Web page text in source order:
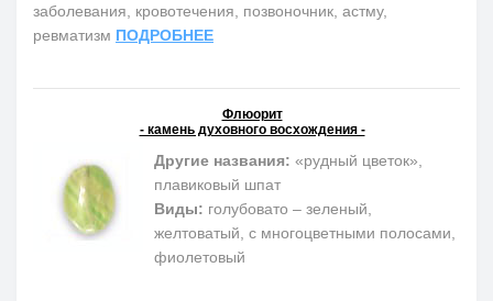
заболевания, кровотечения, позвоночник, астму,
ревматизм ПОДРОБНЕЕ
Флюорит
- камень духовного восхождения -
Другие названия: «рудный цветок»,
плавиковый шпат
Виды: голубовато – зеленый,
желтоватый, с многоцветными полосами,
фиолетовый